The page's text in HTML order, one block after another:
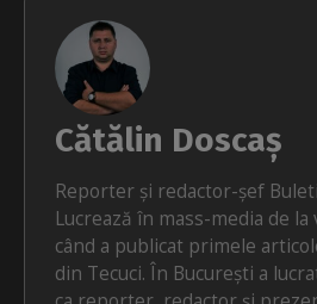
Cătălin Doscaș
Reporter și redactor-șef
Lucrează în mass-media de la
când a publicat primele
din Tecuci. În București a